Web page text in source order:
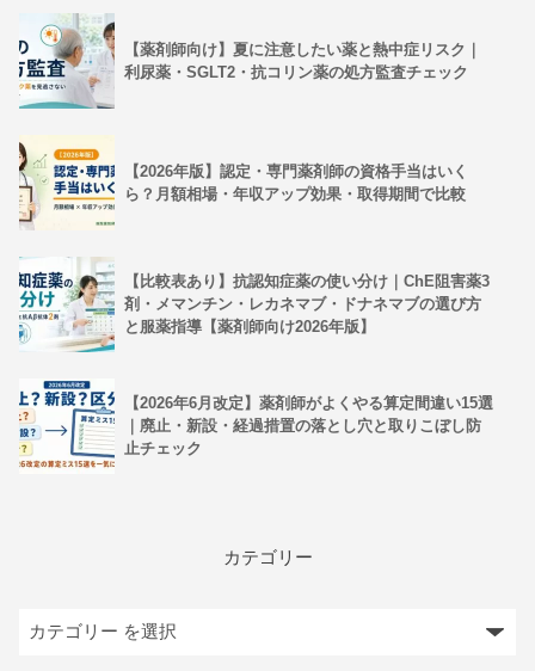
【薬剤師向け】夏に注意したい薬と熱中症リスク｜
利尿薬・SGLT2・抗コリン薬の処方監査チェック
【2026年版】認定・専門薬剤師の資格手当はいく
ら？月額相場・年収アップ効果・取得期間で比較
【比較表あり】抗認知症薬の使い分け｜ChE阻害薬3
剤・メマンチン・レカネマブ・ドナネマブの選び方
と服薬指導【薬剤師向け2026年版】
【2026年6月改定】薬剤師がよくやる算定間違い15選
｜廃止・新設・経過措置の落とし穴と取りこぼし防
止チェック
カテゴリー